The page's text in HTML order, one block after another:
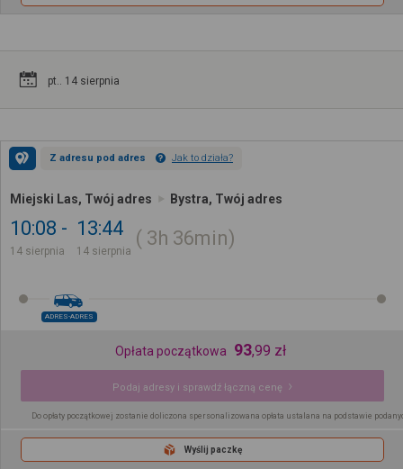
pt.. 14 sierpnia
Z adresu pod adres Jak to działa?
Miejski Las, Twój adres Bystra, Twój adres
10:08
14 sierpnia
13:44
14 sierpnia
3h 36min
ADRES-ADRES
Opłata początkowa 93,99 zł
Podaj adresy i sprawdź łączną cenę
Do opłaty początkowej zostanie doliczona spersonalizowana opłata ustalana na podstawie
Wyślij paczkę